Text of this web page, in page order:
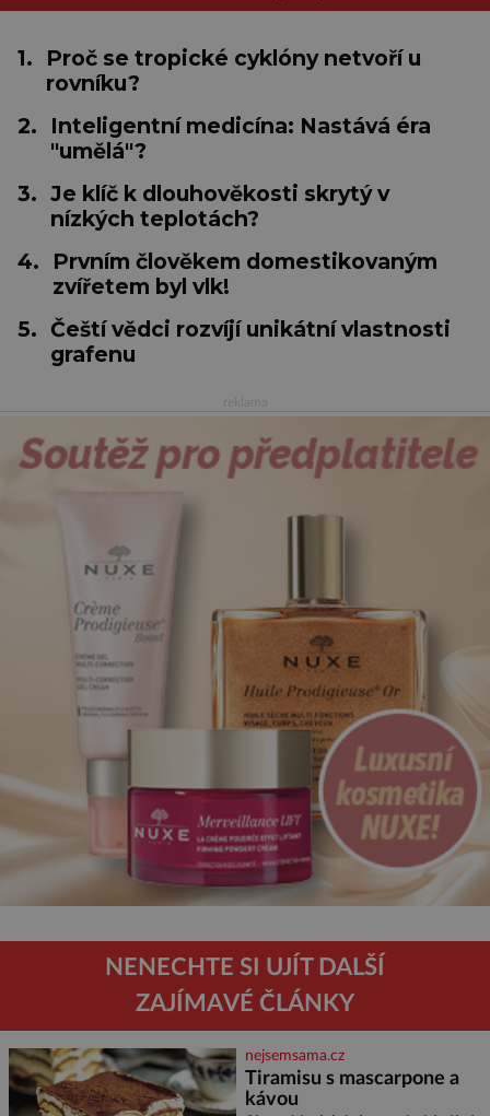
1.
Proč se tropické cyklóny netvoří u
rovníku?
2.
Inteligentní medicína: Nastává éra
"umělá"?
3. Je klíč k dlouhověkosti skrytý v
nízkých teplotách?
4.
Prvním člověkem domestikovaným
zvířetem byl vlk!
5. Čeští vědci rozvíjí unikátní vlastnosti
grafenu
NENECHTE SI UJÍT DALŠÍ
ZAJÍMAVÉ ČLÁNKY
nejsemsama.cz
Tiramisu s mascarpone a
kávou